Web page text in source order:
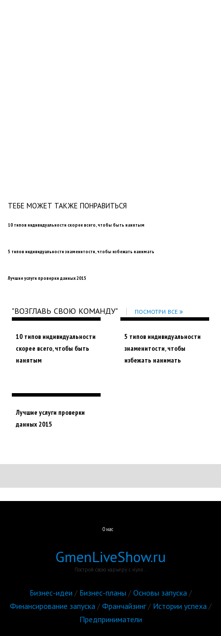
ТЕБЕ МОЖЕТ ТАКЖЕ ПОНРАВИТЬСЯ
10 типов индивидуальности скорее всего, чтобы быть нанятым
5 типов индивидуальности знаменитости, чтобы избежать нанимать
Лучшие услуги проверки данных 2015
"ВОЗГЛАВЬ СВОЮ КОМАНДУ" ПОСМОТРИ ВСЕ
10 типов индивидуальности
скорее всего, чтобы быть
нанятым
5 типов индивидуальности
знаменитости, чтобы
избежать нанимать
Лучшие услуги проверки
данных 2015
О нас
GmenLiveShow.ru
Построй свою карьеру с нуля...
Бизнес-идеи / Бизнес-планы / Основы запуска/
Финансирование запуска/ Франчайзинг/ Истории успеха/
Предприниматели